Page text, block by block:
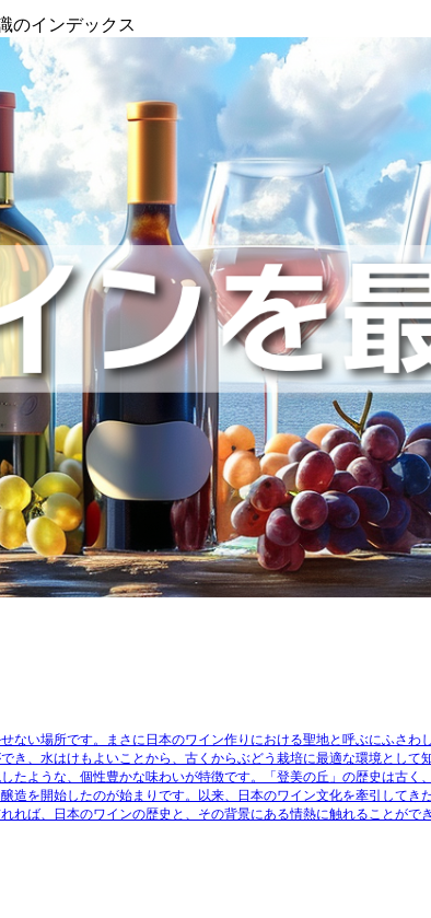
のインデックス
い場所です。まさに日本のワイン作りにおける聖地と呼ぶにふさわ
、水はけもよいことから、古くからぶどう栽培に最適な環境として
ような、個性豊かな味わいが特徴です。「登美の丘」の歴史は古く
を開始したのが始まりです。以来、日本のワイン文化を牽引してき
ば、日本のワインの歴史と、その背景にある情熱に触れることがで